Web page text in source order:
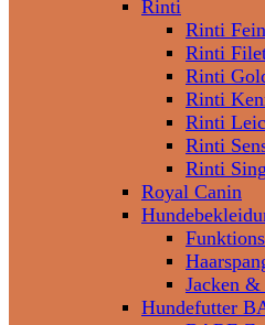
Rinti
Rinti
Rinti
Rinti
Rinti
Rinti
Rinti
Rinti
Royal Canin
Jacken
Hundefutter